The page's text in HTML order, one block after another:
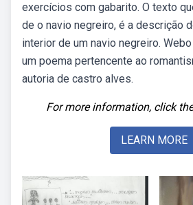
exercícios com gabarito. O texto
de o navio negreiro, é a descrição
interior de um navio negreiro.
um poema pertencente ao
autoria de castro alves.
For more information, click
LEARN MORE